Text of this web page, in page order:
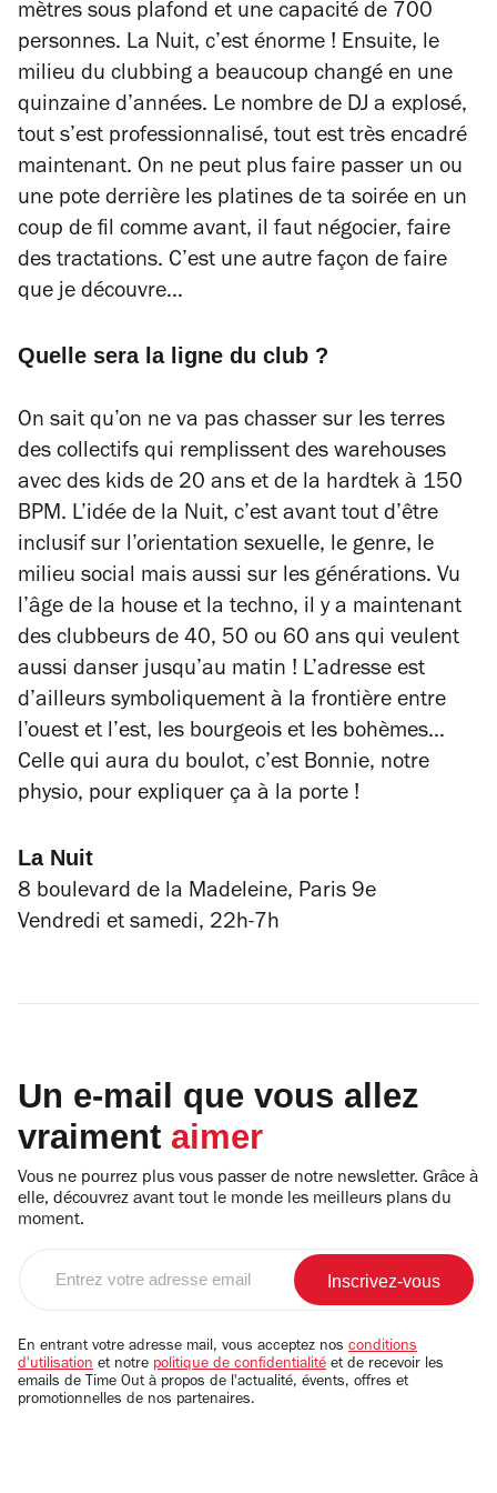
mètres sous plafond et une capacité de 700
personnes. La Nuit, c’est énorme ! Ensuite, le
milieu du clubbing a beaucoup changé en une
quinzaine d’années. Le nombre de DJ a explosé,
tout s’est professionnalisé, tout est très encadré
maintenant. On ne peut plus faire passer un ou
une pote derrière les platines de ta soirée en un
coup de fil comme avant, il faut négocier, faire
des tractations. C’est une autre façon de faire
que je découvre…
Quelle sera la ligne du club ?
On sait qu’on ne va pas chasser sur les terres
des collectifs qui remplissent des warehouses
avec des kids de 20 ans et de la hardtek à 150
BPM. L’idée de la Nuit, c’est avant tout d’être
inclusif sur l’orientation sexuelle, le genre, le
milieu social mais aussi sur les générations. Vu
l’âge de la house et la techno, il y a maintenant
des clubbeurs de 40, 50 ou 60 ans qui veulent
aussi danser jusqu’au matin ! L’adresse est
d’ailleurs symboliquement à la frontière entre
l’ouest et l’est, les bourgeois et les bohèmes…
Celle qui aura du boulot, c’est Bonnie, notre
physio, pour expliquer ça à la porte !
La Nuit
8 boulevard de la Madeleine, Paris 9e
Vendredi et samedi, 22h-7h
Un e-mail que vous allez
vraiment aimer
Vous ne pourrez plus vous passer de notre newsletter. Grâce à
elle, découvrez avant tout le monde les meilleurs plans du
moment.
email
En entrant votre adresse mail, vous acceptez nos conditions
d'utilisation et notre politique de confidentialité et de recevoir les
emails de Time Out à propos de l'actualité, évents, offres et
promotionnelles de nos partenaires.